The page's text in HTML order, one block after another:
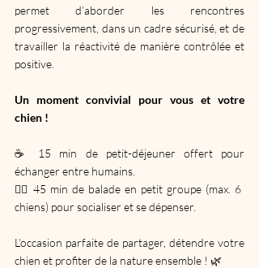
permet d’aborder les rencontres
progressivement, dans un cadre sécurisé, et de
travailler la réactivité de manière contrôlée et
positive.
Un moment convivial pour vous et votre
chien !
☕ 15 min de petit-déjeuner offert pour
échanger entre humains.
🚶‍♀️ 45 min de balade en petit groupe (max. 6
chiens) pour socialiser et se dépenser.
L’occasion parfaite de partager, détendre votre
chien et profiter de la nature ensemble ! 🌿